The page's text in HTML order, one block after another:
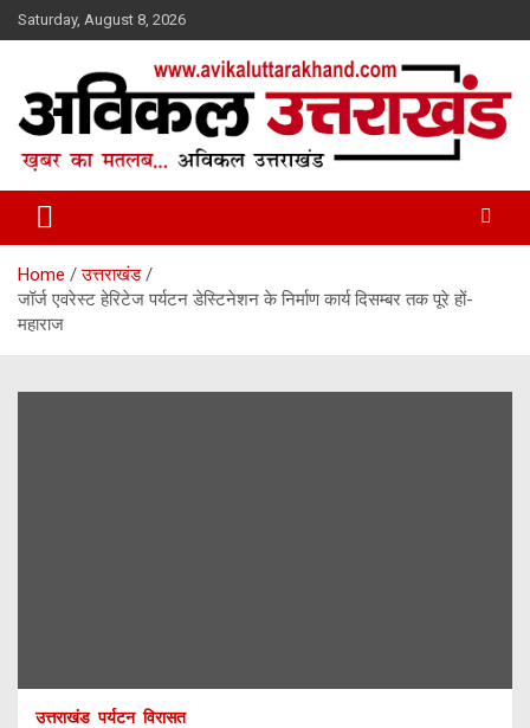
Skip
to
Saturday, August 8, 2026
Avikal Uttarakhand
Home
उत्तराखंड
जॉर्ज एवरेस्ट हेरिटेज पर्यटन डेस्टिनेशन के निर्माण कार्य दिसम्बर तक पूरे हों-
महाराज
उत्तराखंड पर्यटन विरासत